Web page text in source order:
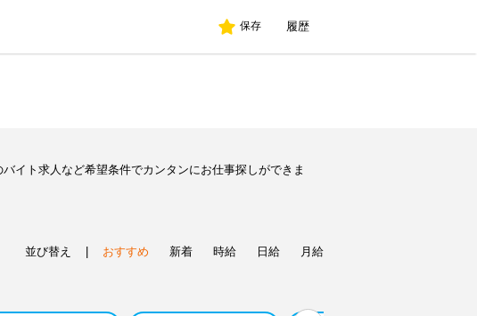
保存 履歴
イト求人など希望条件でカンタンにお仕事探しができま
並び替え おすすめ 新着 時給 日給 月給